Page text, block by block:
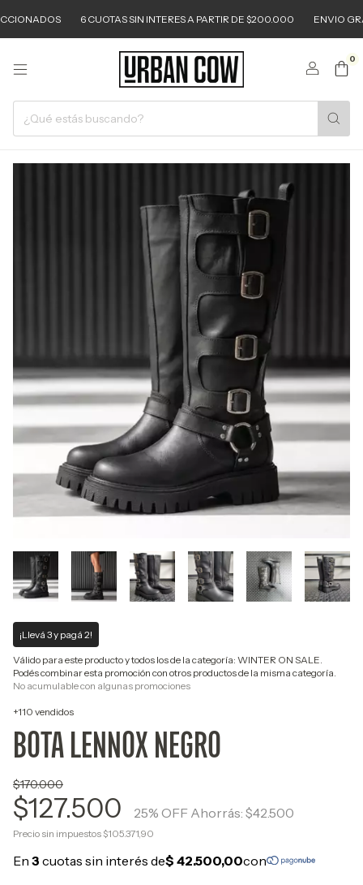
6 CUOTAS SIN INTERES A PARTIR DE $200.000 ENVIO GRATIS
0
¡Llevá 3 y pagá 2!
Válido para este producto y todos los de la categoría: WINTER ON SALE.
Podés combinar esta promoción con otros productos de la misma categoría.
No acumulable con algunas promociones
+110 vendidos
BOTA LENNOX NEGRO
$170.000
$127.500 25% OFF Ahorrás: $42.500
Precio sin impuestos $105.371,90